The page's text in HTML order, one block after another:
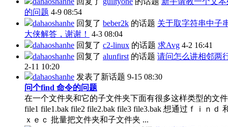
的问题 4-9 08:54
dahaoshanhe 回复了 beber2k 的话题 关于取字符串中子
大侠解答，谢谢！
4-3 08:04
dahaoshanhe 回复了 c2-linux 的话题 求Avg 4-2 16:41
dahaoshanhe 回复了 alunfirst 的话题 请问怎么讲相邻两
2-11 10:20
dahaoshanhe 发表了新话题 9-15 08:30
问个find 命令的问题
在一个文件夹和它的子文件夹下面有很多这样类型的文
file1 file1.bak file2 file2.bak file3 file3.bak 想通过ｆｉｎｄ
ｘｅｃ 批量把文件夹和子文件夹 ...